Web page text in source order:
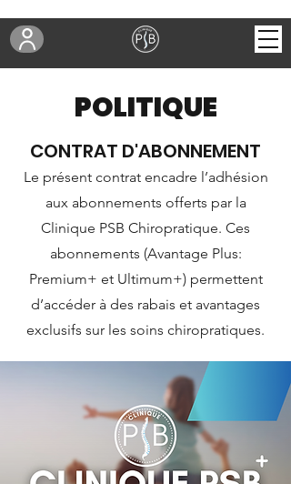
POLITIQUE
CONTRAT D'ABONNEMENT
Le présent contrat encadre l’adhésion
aux abonnements offerts par la
Clinique PSB Chiropratique. Ces
abonnements (Avantage Plus:
Premium+ et Ultimum+) permettent
d’accéder à des rabais et avantages
exclusifs sur les soins chiropratiques.